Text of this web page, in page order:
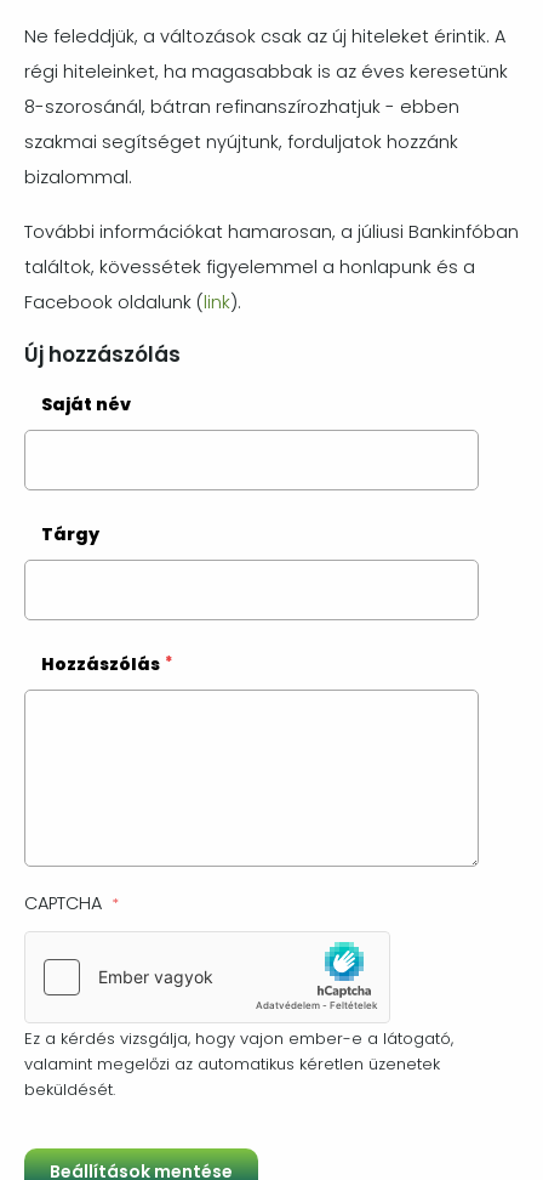
Ne feleddjük, a változások csak az új hiteleket érintik. A
régi hiteleinket, ha magasabbak is az éves keresetünk
8-szorosánál, bátran refinanszírozhatjuk - ebben
szakmai segítséget nyújtunk, forduljatok hozzánk
bizalommal.
További információkat hamarosan, a júliusi Bankinfóban
találtok, kövessétek figyelemmel a honlapunk és a
Facebook oldalunk (link).
Új hozzászólás
Saját név
Tárgy
Hozzászólás
CAPTCHA
Ez a kérdés vizsgálja, hogy vajon ember-e a látogató,
valamint megelőzi az automatikus kéretlen üzenetek
beküldését.